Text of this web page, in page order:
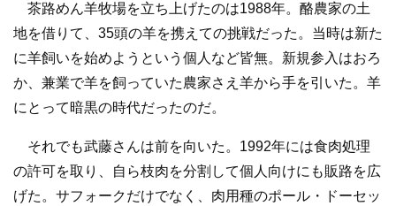
茶路めん羊牧場を立ち上げたのは1988年。酪農家の土
地を借りて、35頭の羊を携えての挑戦だった。当時は新た
に羊飼いを始めようという個人など皆無。新規参入はおろ
か、兼業で羊を飼っていた農家さえ羊から手を引いた。羊
にとって暗黒の時代だったのだ。
それでも武藤さんは前を向いた。1992年には食肉処理
の許可を取り、自ら枝肉を分割して個人向けにも販路を広
げた。サフォークだけでなく、肉用種のポール・ドーセッ